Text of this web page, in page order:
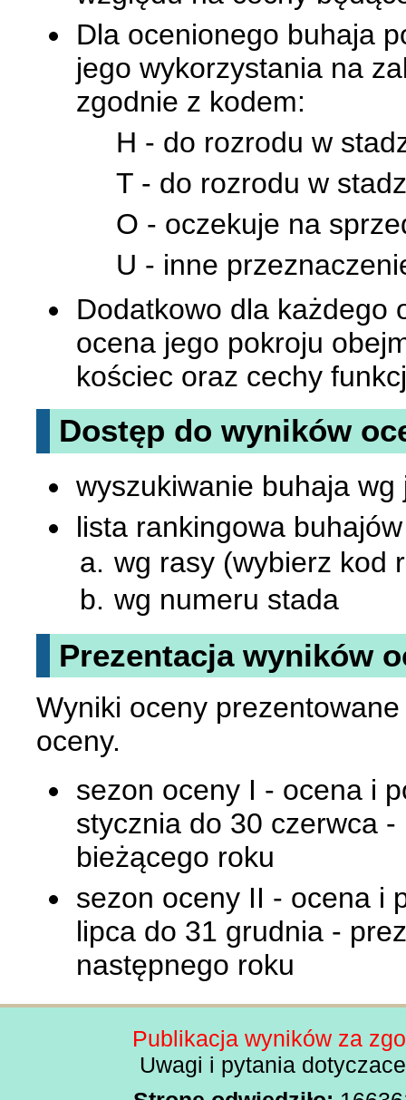
Dla ocenionego buhaja
jego wykorzystania na
zgodnie z kodem:
H - do rozrodu w
T - do rozrodu w
O - oczekuje na
U - inne
Dodatkowo dla każdego
ocena jego pokroju
kościec oraz cechy
Dostęp do wyników
wyszukiwanie buhaja wg
lista rankingowa buhajów
wg rasy (wybierz kod
wg numeru stada
Prezentacja wyników
Wyniki oceny
oceny.
sezon oceny I - ocena i
stycznia do 30 czerwca
bieżącego roku
sezon oceny II - ocena i
lipca do 31 grudnia -
następnego roku
Publikacja wyników za
Uwagi i pytania